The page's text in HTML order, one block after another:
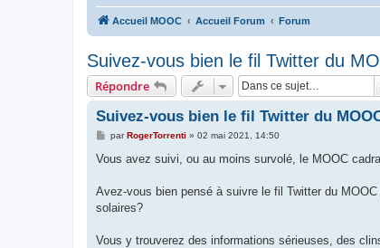
Accueil MOOC Accueil Forum Forum
Suivez-vous bien le fil Twitter du
Répondre
Suivez-vous bien le fil Twitter du
M
s
g
parRogerTorrenti » 02 mai 2021, 14:50
Vous avez suivi, ou au moins survolé, le MOOC
Avez-vous bien pensé à suivre le fil Twitter du
solaires?
Vous y trouverez des informations sérieuses, des